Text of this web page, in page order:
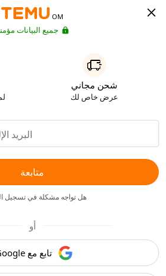
OM
جميع البيانات
شحن مجاني
عرض خاص لك
متابعة
هل تواجه مشكلة في تسجيل
أو
تابع مع Google